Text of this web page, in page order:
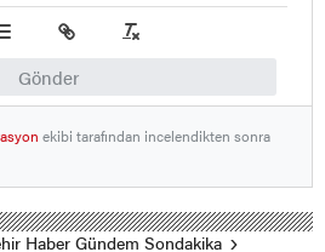
Gönder
ekibi tarafından incelendikten sonra
Haber Gündem Sondakika